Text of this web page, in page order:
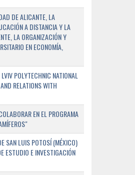
DE ALICANTE, LA
A DISTANCIA Y LA
LA ORGANIZACIÓN Y
EN ECONOMÍA,
POLYTECHNIC NATIONAL
RELATIONS WITH
EN EL PROGRAMA
SAN LUIS POTOSÍ (MÉXICO)
ESTUDIO E INVESTIGACIÓN